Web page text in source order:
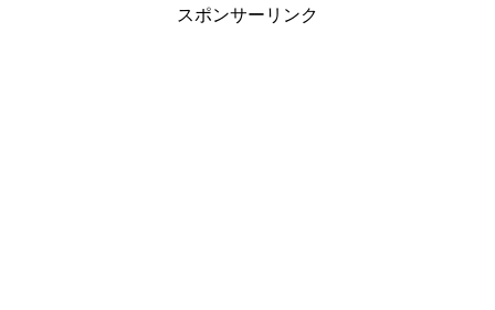
スポンサーリンク